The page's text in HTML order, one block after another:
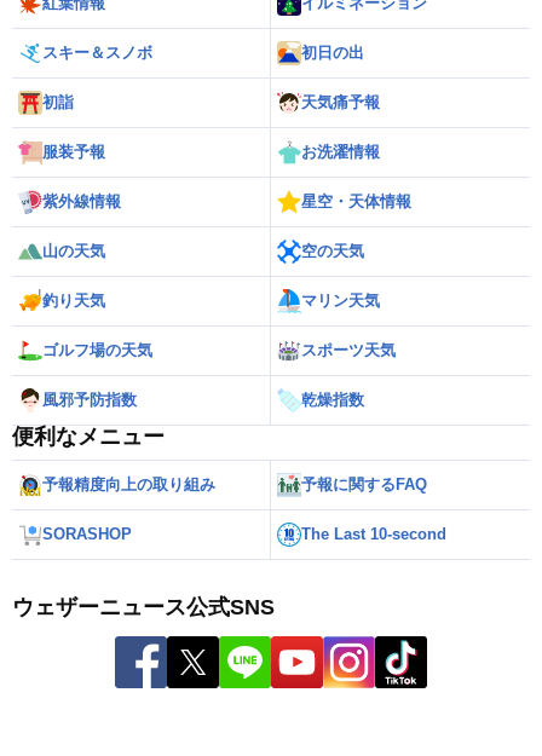
スキー＆スノボ 初日の出
初詣 天気痛予報
服装予報 お洗濯情報
紫外線情報 星空・天体情報
山の天気 空の天気
釣り天気 マリン天気
ゴルフ場の天気 スポーツ天気
風邪予防指数 乾燥指数
便利なメニュー
予報精度向上の取り組み 予報に関するFAQ
SORASHOP The Last 10-second
ウェザーニュース公式SNS